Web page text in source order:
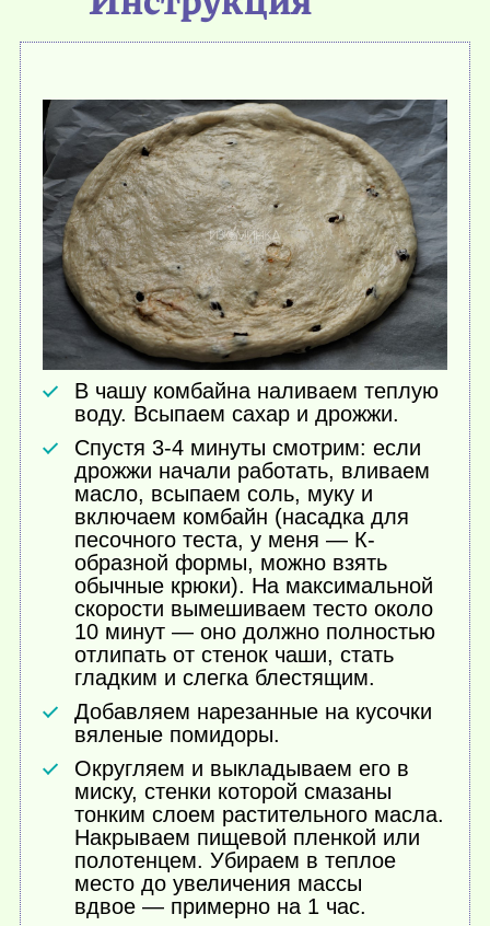
В чашу комбайна наливаем теплую
воду. Всыпаем сахар и дрожжи.
Спустя 3-4 минуты смотрим: если
дрожжи начали работать, вливаем
масло, всыпаем соль, муку и
включаем комбайн (насадка для
песочного теста, у меня — К-
образной формы, можно взять
обычные крюки). На максимальной
скорости вымешиваем тесто около
10 минут — оно должно полностью
отлипать от стенок чаши, стать
гладким и слегка блестящим.
Добавляем нарезанные на кусочки
вяленые помидоры.
Округляем и выкладываем его в
миску, стенки которой смазаны
тонким слоем растительного масла.
Накрываем пищевой пленкой или
полотенцем. Убираем в теплое
место до увеличения массы
вдвое — примерно на 1 час.